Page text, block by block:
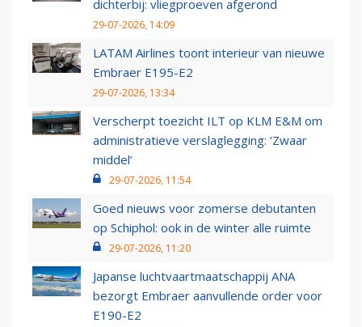
dichterbij: vliegproeven afgerond
29-07-2026, 14:09
LATAM Airlines toont interieur van nieuwe
Embraer E195-E2
29-07-2026, 13:34
Verscherpt toezicht ILT op KLM E&M om
administratieve verslaglegging: ‘Zwaar
middel’
29-07-2026, 11:54
Goed nieuws voor zomerse debutanten
op Schiphol: ook in de winter alle ruimte
29-07-2026, 11:20
Japanse luchtvaartmaatschappij ANA
bezorgt Embraer aanvullende order voor
E190-E2